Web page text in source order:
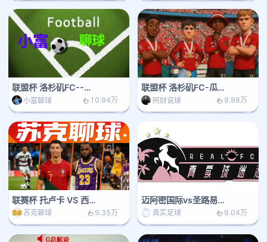
联盟杯 洛杉矶FC--瓜达拉哈拉
小富聊球 10.94万
联盟杯 洛杉矶FC-瓜达拉哈拉
阿财说球 9.98万
联赛杯 托卢卡 VS 西雅图海湾人
苏克聊球 9.35万
迈阿密国际vs圣路易斯竞技
真实足球 9.04万